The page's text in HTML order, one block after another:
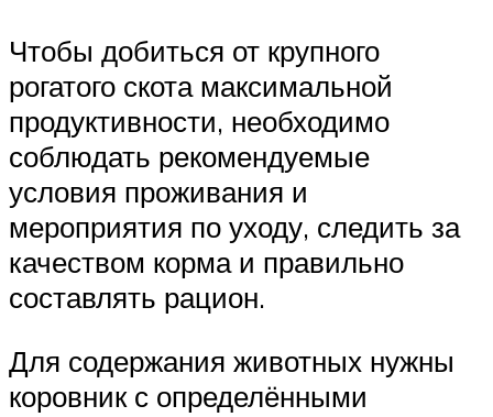
Чтобы добиться от крупного
рогатого скота максимальной
продуктивности, необходимо
соблюдать рекомендуемые
условия проживания и
мероприятия по уходу, следить за
качеством корма и правильно
составлять рацион.
Для содержания животных нужны
коровник с определёнными